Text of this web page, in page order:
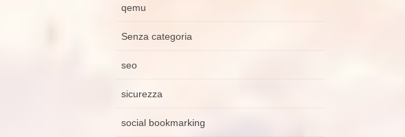
qemu
Senza categoria
seo
sicurezza
social bookmarking